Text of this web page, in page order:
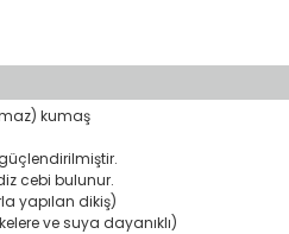
kumaş
cebi bulunur.
yapılan dikiş)
ve suya dayanıklı)